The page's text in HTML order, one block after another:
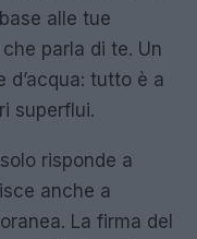
alle tue
parla di te. Un
d’acqua: tutto è a
superflui.
risponde a
anche a
La firma del